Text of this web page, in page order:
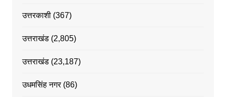
उत्तरकाशी(367)
उत्तराखंड(2,805)
उत्तराखंड(23,187)
उधमसिंह नगर(86)